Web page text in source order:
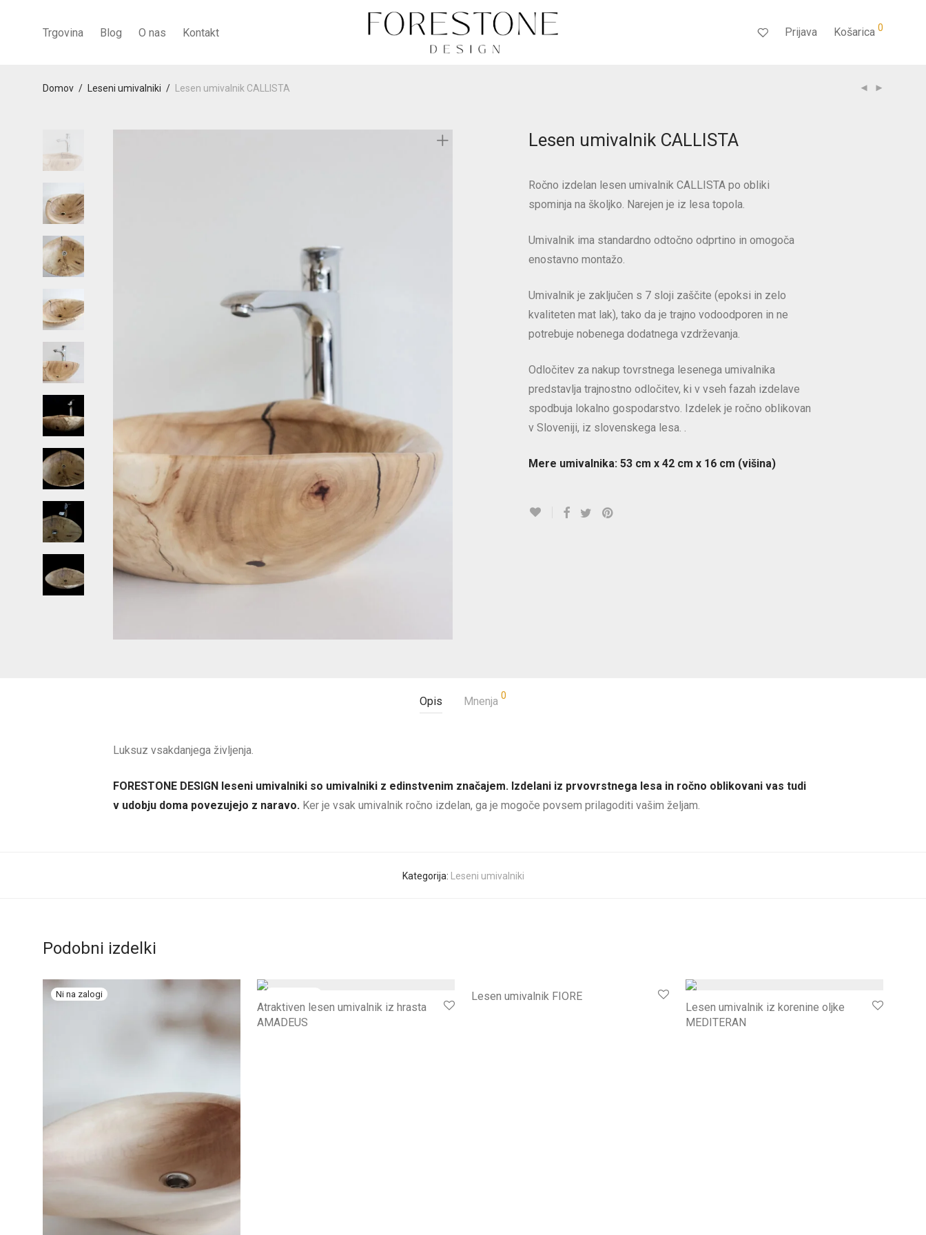
Trgovina Blog O nas Kontakt Prijava Košarica 0
Domov / Leseni umivalniki / Lesen umivalnik CALLISTA
Lesen umivalnik CALLISTA
Ročno izdelan lesen umivalnik CALLISTA po obliki
spominja na školjko. Narejen je iz lesa topola.
Umivalnik ima standardno odtočno odprtino in omogoča
enostavno montažo.
Umivalnik je zaključen s 7 sloji zaščite (epoksi in zelo
kvaliteten mat lak), tako da je trajno vodoodporen in ne
potrebuje nobenega dodatnega vzdrževanja.
Odločitev za nakup tovrstnega lesenega umivalnika
predstavlja trajnostno odločitev, ki v vseh fazah izdelave
spodbuja lokalno gospodarstvo. Izdelek je ročno oblikovan
v Sloveniji, iz slovenskega lesa. .
Mere umivalnika: 53 cm x 42 cm x 16 cm (višina)
Opis Mnenja 0
Luksuz vsakdanjega življenja.
FORESTONE DESIGN leseni umivalniki so umivalniki z edinstvenim značajem. Izdelani iz prvovrstnega lesa in ročno oblikovani vas tudi
v udobju doma povezujejo z naravo. Ker je vsak umivalnik ročno izdelan, ga je mogoče povsem prilagoditi vašim željam.
Kategorija: Leseni umivalniki
Podobni izdelki
Atraktiven lesen umivalnik iz hrasta
AMADEUS
Lesen umivalnik FIORE
Lesen umivalnik iz korenine oljke
MEDITERAN